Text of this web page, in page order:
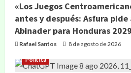
«Los Juegos
antes y después: Asfura pide
Abinader para Honduras
Rafael Santos 8 de agosto de 2026
Política